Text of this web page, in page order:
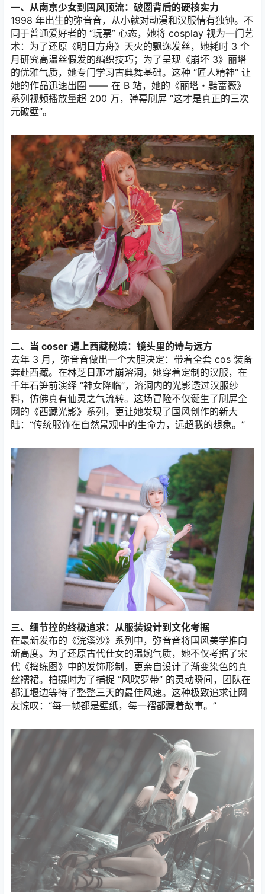
一、从南京少女到国风顶流：破圈背后的硬核实力
1998 年出生的弥音音，从小就对动漫和汉服情有独钟。不
同于普通爱好者的 “玩票” 心态，她将 cosplay 视为一门艺
术：为了还原《明日方舟》天火的飘逸发丝，她耗时 3 个
月研究高温丝假发的编织技巧；为了呈现《崩坏 3》丽塔
的优雅气质，她专门学习古典舞基础。这种 “匠人精神” 让
她的作品迅速出圈 —— 在 B 站，她的《丽塔・黯蔷薇》
系列视频播放量超 200 万，弹幕刷屏 “这才是真正的三次
元破壁”。
二、当 coser 遇上西藏秘境：镜头里的诗与远方
去年 3 月，弥音音做出一个大胆决定：带着全套 cos 装备
奔赴西藏。在林芝日那才崩溶洞，她穿着定制的汉服，在
千年石笋前演绎 “神女降临”，溶洞内的光影透过汉服纱
料，仿佛真有仙灵之气流转。这场冒险不仅诞生了刷屏全
网的《西藏光影》系列，更让她发现了国风创作的新大
陆：“传统服饰在自然景观中的生命力，远超我的想象。”
三、细节控的终极追求：从服装设计到文化考据
在最新发布的《浣溪沙》系列中，弥音音将国风美学推向
新高度。为了还原古代仕女的温婉气质，她不仅考据了宋
代《捣练图》中的发饰形制，更亲自设计了渐变染色的真
丝襦裙。拍摄时为了捕捉 “风吹罗带” 的灵动瞬间，团队在
都江堰边等待了整整三天的最佳风速。这种极致追求让网
友惊叹：“每一帧都是壁纸，每一褶都藏着故事。”